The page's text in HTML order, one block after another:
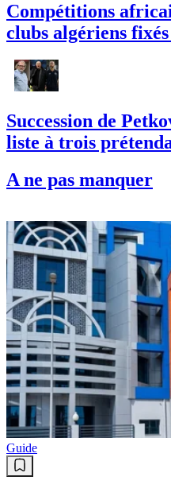
Compétitions
clubs algériens
Succession de
liste à trois
A ne pas manquer
Guide